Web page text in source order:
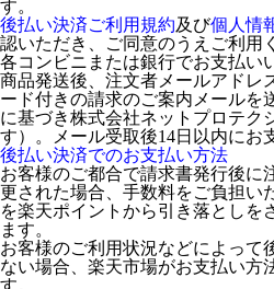
す。
後払い決済ご利用規約及び個人情
認いただき、ご同意のうえご利用
各コンビニまたは銀行でお支払い
商品発送後、注文者メールアドレ
ード付きの請求のご案内メールを
に基づき株式会社ネットプロテク
す）。メール受取後14日以内にお
後払い決済でのお支払い方法
お客様のご都合で請求書発行後に
更された場合、手数料をご負担い
を楽天ポイントから引き落としを
ます。
お客様のご利用状況などによって
ない場合、楽天市場がお支払い方
す。